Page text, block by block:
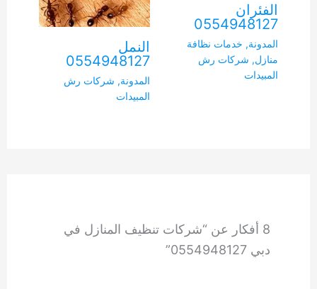
الفئران
0554948127
المدونة, خدمات نظافة
منازل, شركات رش
المبيدات
النمل
0554948127
المدونة, شركات رش
المبيدات
8 أفكار عن “شركات تنظيف المنازل في
دبي 0554948127”